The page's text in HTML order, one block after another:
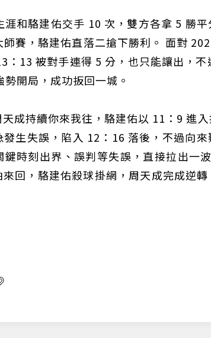
和駱建佑交手 10 次，雙方各拿 5 勝
賽，駱建佑直落二搶下勝利。 面對
：13 被對手連得 5 分，也只能讓出，
開局，成功扳回一城。
成持續你來我往，駱建佑以 11：9 進
生失誤，陷入 12：16 落後，不過向
時刻出界、誤判等失誤，直接拉出一
回，駱建佑殺球掛網，周天成完成逆